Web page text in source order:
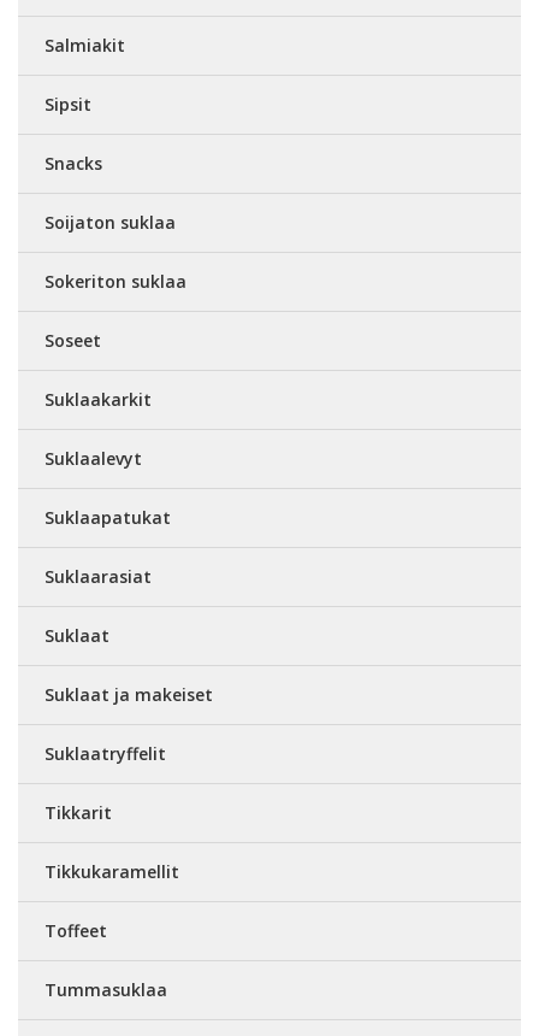
Salmiakit
Sipsit
Snacks
Soijaton suklaa
Sokeriton suklaa
Soseet
Suklaakarkit
Suklaalevyt
Suklaapatukat
Suklaarasiat
Suklaat
Suklaat ja makeiset
Suklaatryffelit
Tikkarit
Tikkukaramellit
Toffeet
Tummasuklaa